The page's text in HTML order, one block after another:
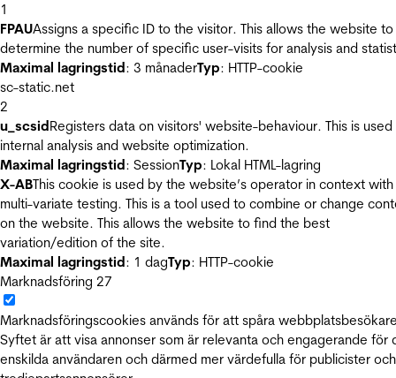
1
FPAUAssigns a specific ID to the visitor. This allows the website to
determine the number of specific user-visits for analysis and
Maximal lagringstid: 3 månaderTyp: HTTP-cookie
sc-static.net
2
u_scsidRegisters data on visitors' website-behaviour. This is
internal analysis and website optimization.
Maximal lagringstid: SessionTyp: Lokal HTML-lagring
X-ABThis cookie is used by the website’s operator in context with
multi-variate testing. This is a tool used to combine or change
on the website. This allows the website to find the best
variation/edition of the site.
Maximal lagringstid: 1 dagTyp: HTTP-cookie
Marknadsföring 27
Marknadsföringscookies används för att spåra
Syftet är att visa annonser som är relevanta och engagerande för
enskilda användaren och därmed mer värdefulla för publicister och